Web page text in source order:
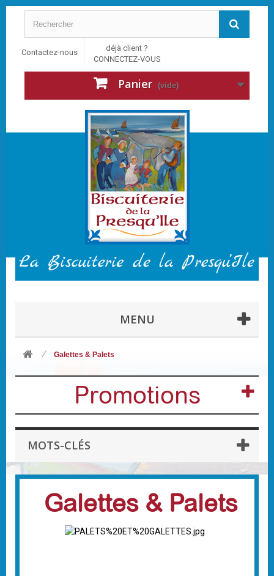
Contactez-nous
déjà client ?
CONNECTEZ-VOUS
Panier (vide)
MENU
Galettes & Palets
Promotions
MOTS-CLÉS
Galettes & Palets